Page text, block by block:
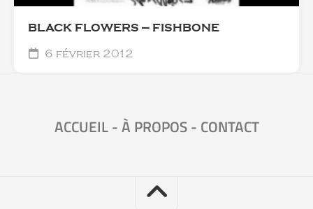
BLACK FLOWERS — FISHBONE
6 février 2012
ACCUEIL-À PROPOS- CONTACT